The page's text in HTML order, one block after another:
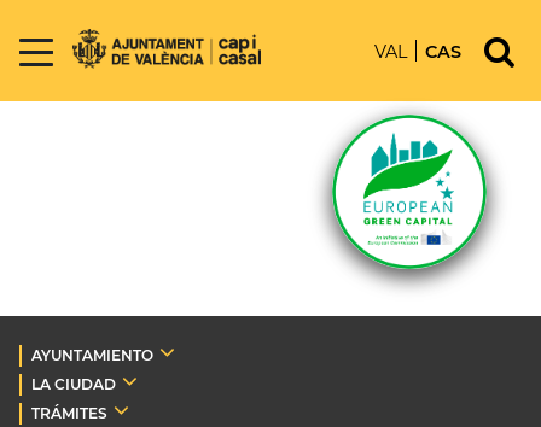
VAL CAS
AYUNTAMIENTO
LA CIUDAD
TRÁMITES